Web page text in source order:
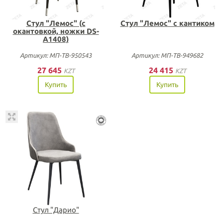
Стул "Лемос" (с
окантовкой, ножки DS-
A1408)
Артикул: МП-ТВ-950543
27 645 KZT
Купить
Стул "Лемос" с кантиком
Артикул: МП-ТВ-949682
24 415 KZT
Купить
Стул "Дарио"